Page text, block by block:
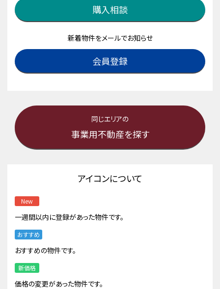
購入相談
新着物件をメールでお知らせ
会員登録
同じエリアの
事業用不動産を探す
アイコンについて
New
一週間以内に登録があった物件です。
おすすめ
おすすめの物件です。
新価格
価格の変更があった物件です。